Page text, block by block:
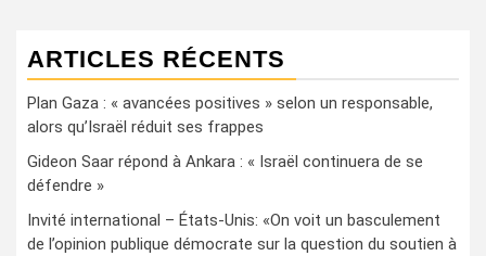
ARTICLES RÉCENTS
Plan Gaza : « avancées positives » selon un responsable,
alors qu’Israël réduit ses frappes
Gideon Saar répond à Ankara : « Israël continuera de se
défendre »
Invité international – États-Unis: «On voit un basculement
de l’opinion publique démocrate sur la question du soutien à